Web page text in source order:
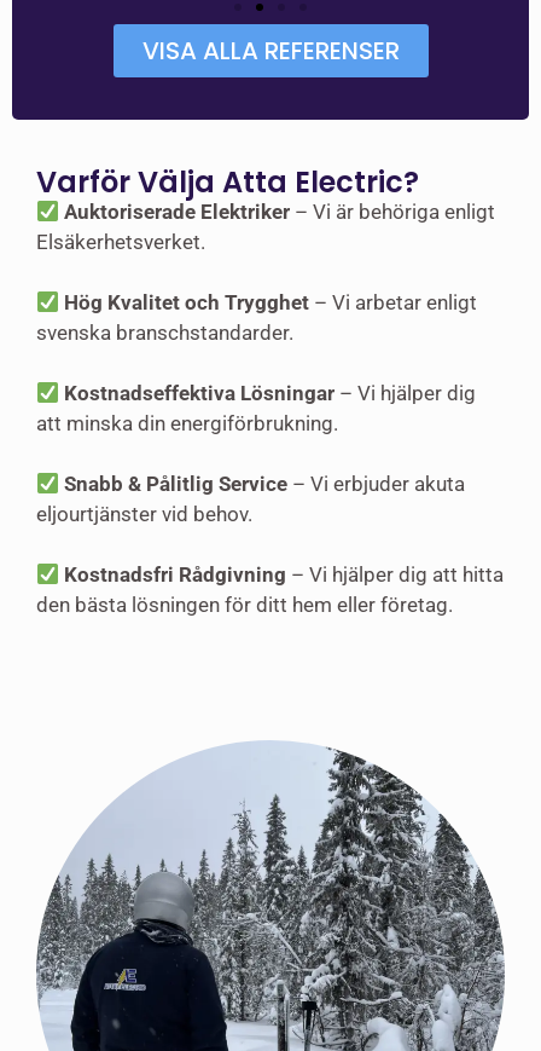
VISA ALLA REFERENSER
Varför Välja Atta Electric?
Auktoriserade Elektriker – Vi är behöriga enligt
Elsäkerhetsverket.
Hög Kvalitet och Trygghet – Vi arbetar enligt
svenska branschstandarder.
Kostnadseffektiva Lösningar – Vi hjälper dig
att minska din energiförbrukning.
Snabb & Pålitlig Service – Vi erbjuder akuta
eljourtjänster vid behov.
Kostnadsfri Rådgivning – Vi hjälper dig att hitta
den bästa lösningen för ditt hem eller företag.